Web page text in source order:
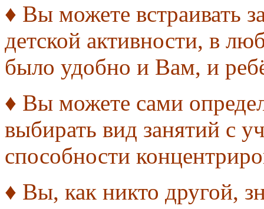
♦ Вы можете встраивать
детской активности, в
было удобно и Вам, и
♦ Вы можете сами
выбирать вид занятий с
способности
♦ Вы, как никто другой,